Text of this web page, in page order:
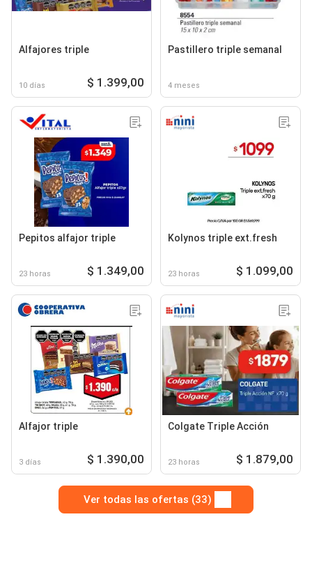
Alfajores triple
10 días $ 1.399,00
Pastillero triple semanal
4 meses
Pepitos alfajor triple
23 horas $ 1.349,00
Kolynos triple ext.fresh
23 horas $ 1.099,00
Alfajor triple
3 días $ 1.390,00
Colgate Triple Acción
23 horas $ 1.879,00
Ver todas las ofertas (33)